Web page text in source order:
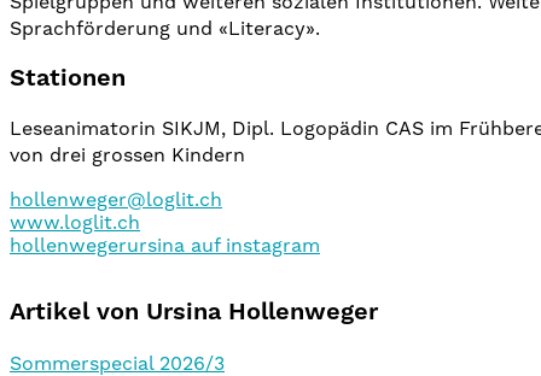
Sprachförderung und «Literacy».
Stationen
Leseanimatorin SIKJM, Dipl. Logopädin CAS im
von drei grossen Kindern
hollenweger@loglit.ch
www.loglit.ch
hollenwegerursina auf instagram
Artikel von Ursina Hollenweger
Sommerspecial 2026/3